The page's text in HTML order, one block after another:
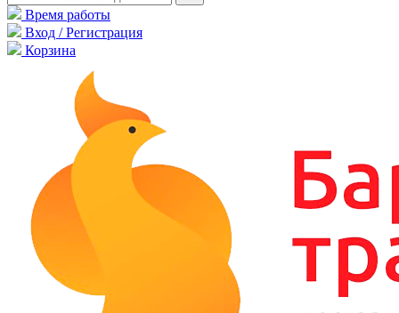
Время работы
Вход / Регистрация
Корзина